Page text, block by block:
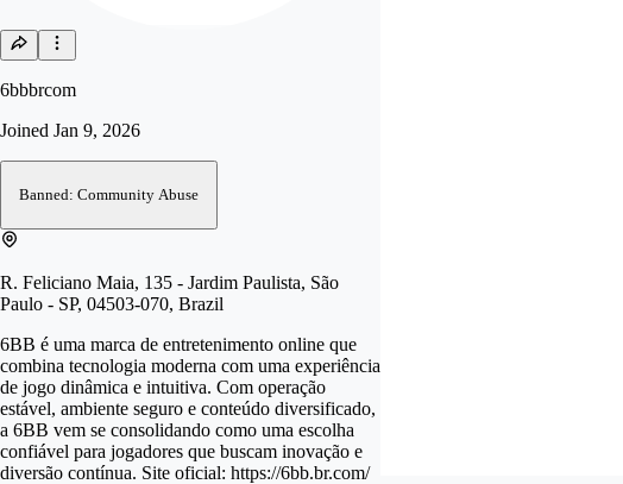
6bbbrcom
Joined Jan 9, 2026
Banned: Community Abuse
R. Feliciano Maia, 135 - Jardim Paulista, São
Paulo - SP, 04503-070, Brazil
6BB é uma marca de entretenimento online que
combina tecnologia moderna com uma experiência
de jogo dinâmica e intuitiva. Com operação
estável, ambiente seguro e conteúdo diversificado,
a 6BB vem se consolidando como uma escolha
confiável para jogadores que buscam inovação e
diversão contínua. Site oficial: https://6bb.br.com/